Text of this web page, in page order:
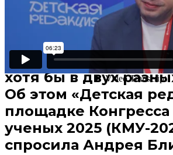
Сегодня много
ли это, что нам,
нужно становиться
хотя бы в двух
Об этом «Детская
площадке
ученых 2025 (КМУ-
спросила Андрея